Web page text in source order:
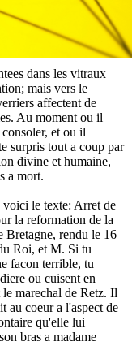
dans les vitraux
mais vers le
affectent de
Au moment ou il
et ou il
surpris tout a coup par
divine et humaine,
a mort.
voici le texte: Arret de
la reformation de la
Bretagne, rendu le 16
Roi, et M. Si tu
facon terrible, tu
ou cuisent en
marechal de Retz. Il
au coeur a l'aspect de
qu'elle lui
bras a madame